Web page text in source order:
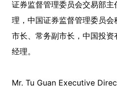
证券监督管理委员会交易部
理，中国证券监督管理委员
市长、常务副市长，中国投
经理。
Mr. Tu Guan Executive